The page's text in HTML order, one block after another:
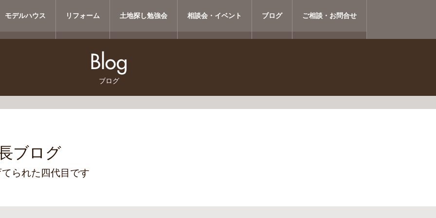
モデルハウス リフォーム 土地探し勉強会 相談会・イベント ブログ ご相談・お問合せ
ブログ
ブログ
られた四代目です